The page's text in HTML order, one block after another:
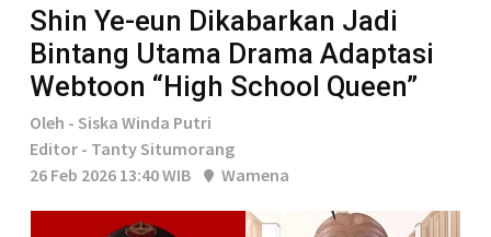
Shin Ye-eun Dikabarkan Jadi
Bintang Utama Drama Adaptasi
Webtoon “High School Queen”
Oleh - Siska Winda Putri
Editor - Tanty Situmorang
26 Feb 2026 13:40 WIB
Wamena